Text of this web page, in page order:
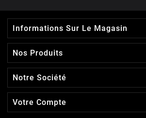
Informations Sur Le Magasin
Nos Produits
Notre Société
Votre Compte